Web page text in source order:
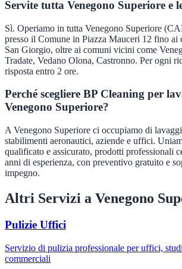
Servite tutta Venegono Superiore e
Sì. Operiamo in tutta Venegono Superiore
presso il Comune in Piazza Mauceri 12 fino ai
San Giorgio, oltre ai comuni vicini come
Tradate, Vedano Olona, Castronno. Per ogni
risposta entro 2 ore.
Perché scegliere BP Cleaning per
Venegono Superiore?
A Venegono Superiore ci occupiamo di
stabilimenti aeronautici, aziende e uffici.
qualificato e assicurato, prodotti professionali
anni di esperienza, con preventivo gratuito e
impegno.
Altri Servizi a Venegono
Pulizie Uffici
Servizio di pulizia professionale per uffici,
commerciali